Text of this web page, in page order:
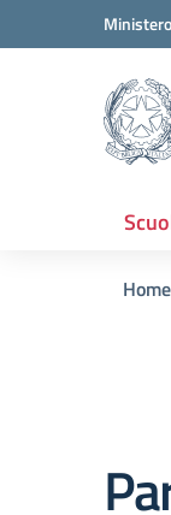
Vai ai contenuti
Vai al menu di
Home